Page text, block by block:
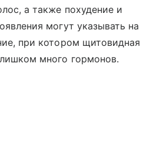
а также похудение и
могут указывать на
при котором щитовидная
много гормонов.